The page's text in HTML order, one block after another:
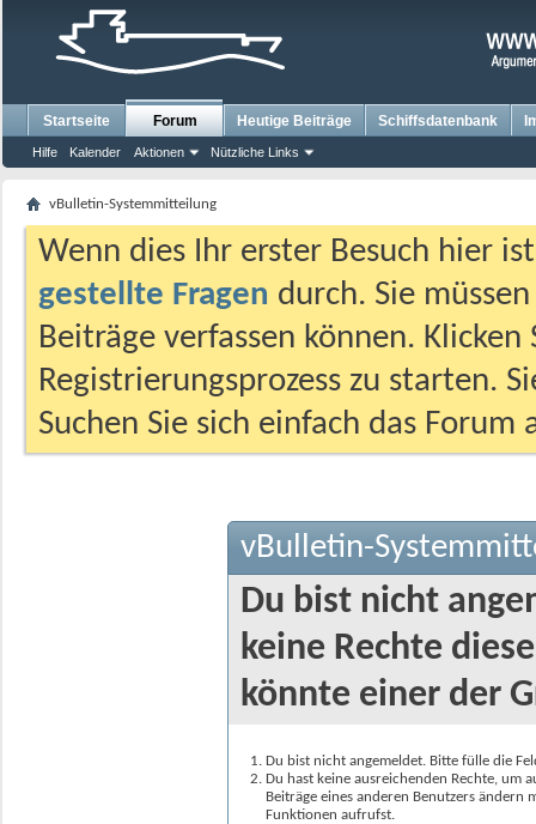
Startseite Forum
Hilfe Kalender Aktionen Nützliche Links
Heutige Beiträge Schiffsdatenbank
vBulletin-Systemmitteilung
Wenn dies Ihr erster Besuch hier
gestellte Fragen durch. Sie
Beiträge verfassen können.
Registrierungsprozess zu starten.
Suchen Sie sich einfach das
vBulletin-
Du bist nicht
keine Rechte
könnte einer der
Du bist nicht angemeldet. Bitte fülle die
Du hast keine ausreichenden Rechte, um
Beiträge eines anderen Benutzers
Funktionen aufrufst.